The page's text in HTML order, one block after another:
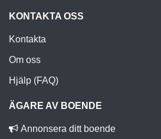
KONTAKTA OSS
Kontakta
Om oss
Hjälp (FAQ)
ÄGARE AV BOENDE
Annonsera ditt boende